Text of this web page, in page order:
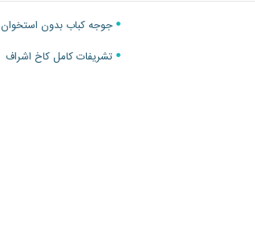
جوجه کباب بدون استخوان
تشریفات کامل کاخ اشراف